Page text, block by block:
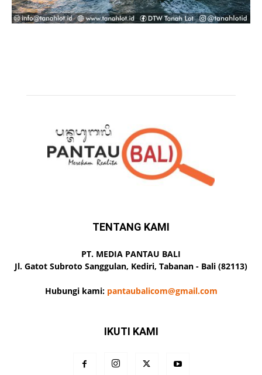
TENTANG KAMI
PT. MEDIA PANTAU BALI
Jl. Gatot Subroto Sanggulan, Kediri, Tabanan - Bali (82113)
Hubungi kami: pantaubalicom@gmail.com
IKUTI KAMI